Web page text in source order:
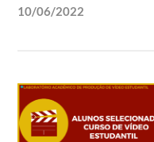
10/06/2022